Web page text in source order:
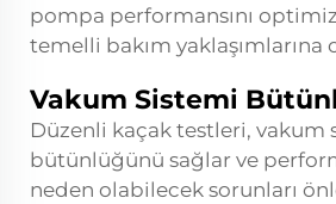
pompa performansını
temelli bakım yaklaşımlarına
Vakum Sistemi
Düzenli kaçak testleri, vakum
bütünlüğünü sağlar ve
neden olabilecek sorunları